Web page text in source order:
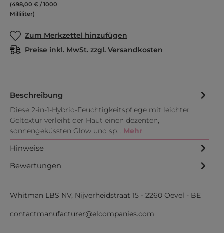
(498,00 € / 1000
Milliliter)
Zum Merkzettel hinzufügen
Preise inkl. MwSt. zzgl. Versandkosten
Beschreibung
Diese 2-in-1-Hybrid-Feuchtigkeitspflege mit leichter
Geltextur verleiht der Haut einen dezenten,
sonnengeküssten Glow und sp… Mehr
Hinweise
Bewertungen
Whitman LBS NV, Nijverheidstraat 15 - 2260 Oevel - BE
contactmanufacturer@elcompanies.com